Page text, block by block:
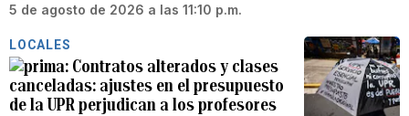
5 de agosto de 2026 a las 11:10 p.m.
LOCALES
Contratos alterados y clases
canceladas: ajustes en el presupuesto
de la UPR perjudican a los profesores